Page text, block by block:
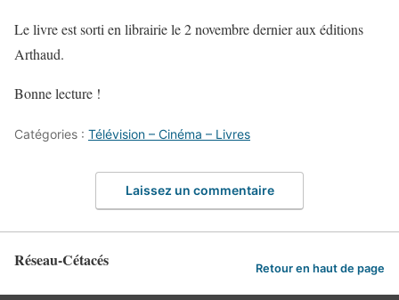
Le livre est sorti en librairie le 2 novembre dernier aux éditions
Arthaud.
Bonne lecture !
Catégories : Télévision – Cinéma – Livres
Laissez un commentaire
Réseau-Cétacés Retour en haut de page